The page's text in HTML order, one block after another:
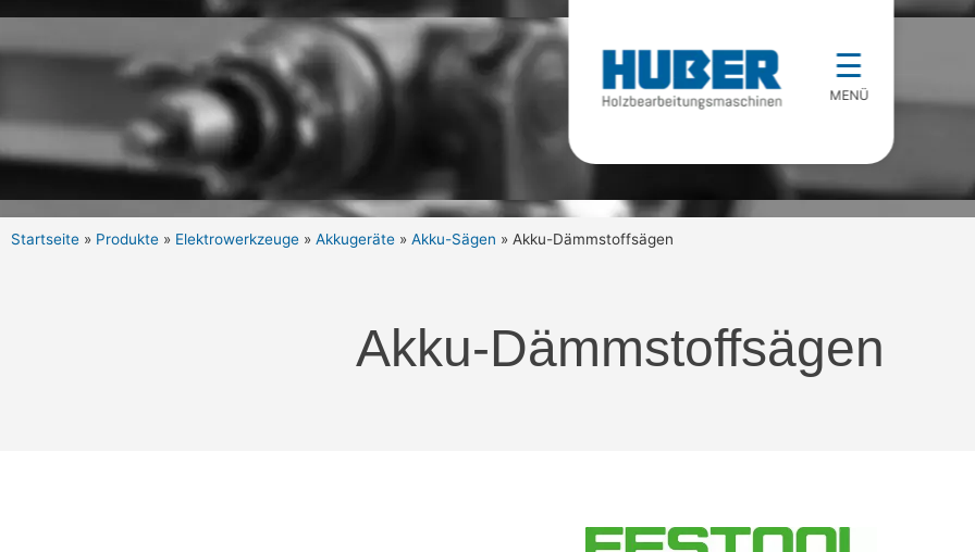
☰
MENÜ
Startseite » Produkte » Elektrowerkzeuge » Akkugeräte » Akku-Sägen » Akku-Dämmstoffsägen
Akku-Dämmstoffsägen